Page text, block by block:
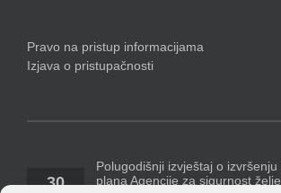
Pravo na pristup informacijama
Izjava o pristupačnosti
30
Polugodišnji izvještaj o izvršenju
plana Agencije za sigurnost